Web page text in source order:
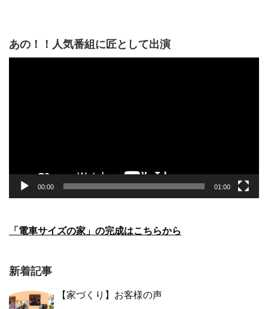
あの！！人気番組に匠として出演
00:00 01:00
「電車サイズの家」の完成はこちらから
新着記事
【家づくり】お客様の声